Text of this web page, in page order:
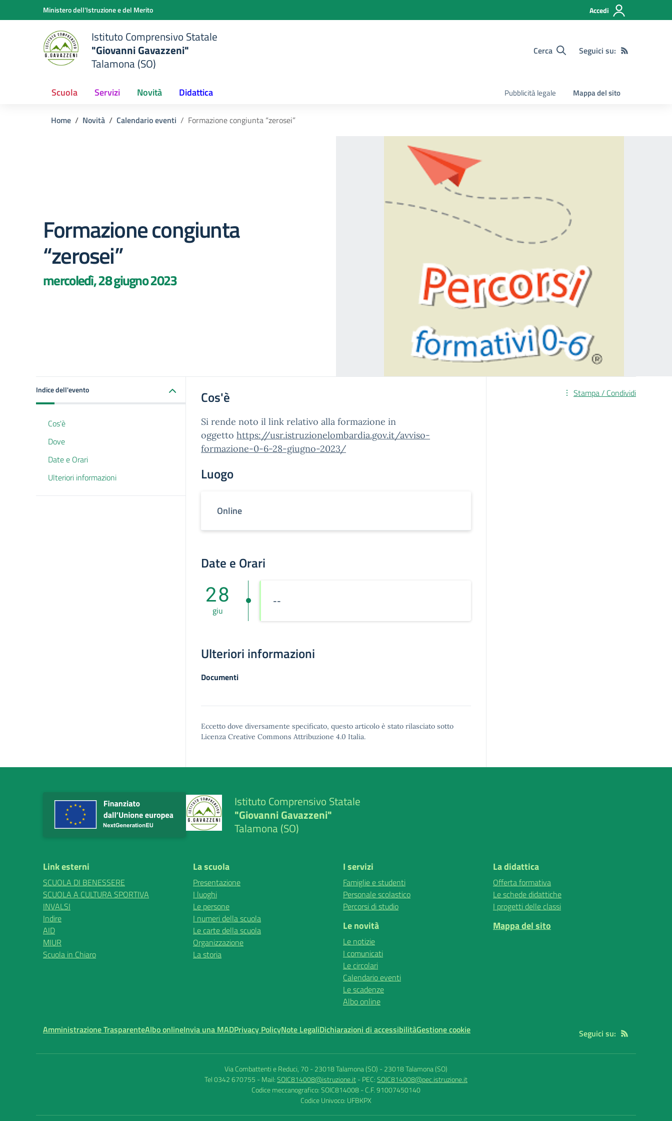
Vai ai contenuti
Vai al menu di navigazioneMinistero dell'Istruzione e del Merito Accedi
Istituto Comprensivo Statale
"Giovanni Gavazzeni"
Talamona (SO)
Cerca Seguici su:
Scuola Servizi Novità Didattica Pubblicità legale Mappa del sito
Home Novità Calendario eventi Formazione congiunta “zerosei”
Formazione congiunta
“zerosei”
mercoledì, 28 giugno 2023
Indice dell'evento
Cos'è
Dove
Date e Orari
Ulteriori informazioni
Cos'è
Si rende noto il link relativo alla formazione in
oggetto https://usr.istruzionelombardia.gov.it/avviso-
formazione-0-6-28-giugno-2023/
Luogo
Online
Date e Orari
28
giu
--
Ulteriori informazioni
Documenti
Eccetto dove diversamente specificato, questo articolo è stato rilasciato sotto
Licenza Creative Commons Attribuzione 4.0 Italia.
Stampa / Condividi
Istituto Comprensivo Statale
"Giovanni Gavazzeni"
Talamona (SO)
Link esterni
SCUOLA DI BENESSERE
SCUOLA A CULTURA SPORTIVA
INVALSI
Indire
AID
MIUR
Scuola in Chiaro
La scuola
Presentazione
I luoghi
Le persone
I numeri della scuola
Le carte della scuola
Organizzazione
La storia
I servizi
Famiglie e studenti
Personale scolastico
Percorsi di studio
Le novità
Le notizie
I comunicati
Le circolari
Calendario eventi
Le scadenze
Albo online
La didattica
Offerta formativa
Le schede didattiche
I progetti delle classi
Mappa del sito
Amministrazione TrasparenteAlbo onlineInvia una MADPrivacy PolicyNote LegaliDichiarazioni di accessibilitàGestione cookie Seguici su:
Via Combattenti e Reduci, 70 - 23018 Talamona (SO) - 23018 Talamona (SO)
Tel 0342 670755 - Mail:SOIC814008@istruzione.it- PEC:SOIC814008@pec.istruzione.it
Codice meccanografico: SOIC814008- C.F. 91007450140
Codice Univoco: UFBKPX